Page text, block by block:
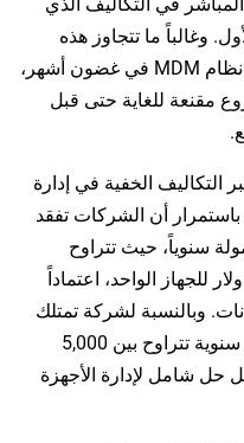
وغالباً ما تتجاوز هذه
المدخرات التكلفة الإجمالية لتطبيق نظام MDM في غضون أشهر،
مقنعة للغاية حتى قبل
التكاليف الخفية في إدارة
أن الشركات تفقد
المحمولة سنوياً، حيث تتراوح
الاستبدال بين 500 و1,500 دولار للجهاز الواحد، اعتماداً
وبالنسبة لشركة تمتلك
100 جهاز محمول، يمثل هذا خسارة سنوية تتراوح بين 5,000
حل شامل لإدارة الأجهزة